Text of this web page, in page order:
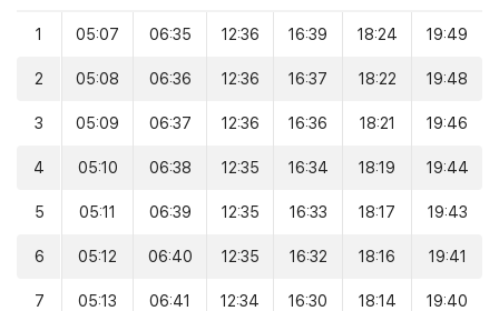
1 05:07 06:35 12:36 16:39 18:24 19:49
2 05:08 06:36 12:36 16:37 18:22 19:48
3 05:09 06:37 12:36 16:36 18:21 19:46
4 05:10 06:38 12:35 16:34 18:19 19:44
5 05:11 06:39 12:35 16:33 18:17 19:43
6 05:12 06:40 12:35 16:32 18:16 19:41
7 05:13 06:41 12:34 16:30 18:14 19:40